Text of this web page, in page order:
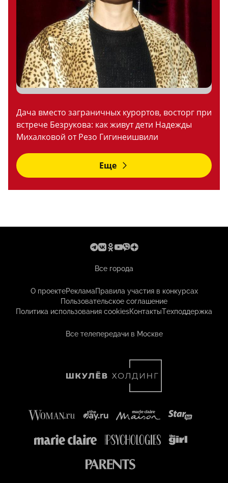
Дача вместо заграничных курортов, восторг при
встрече Безрукова: как живут дети Надежды
Михалковой от Резо Гигинеишвили
Еще
Все города
О проектеРекламаПравила участия в конкурсах
Пользовательское соглашение
Политика использования cookiesКонтактыТехподдержка
Все телепередачи в Москве